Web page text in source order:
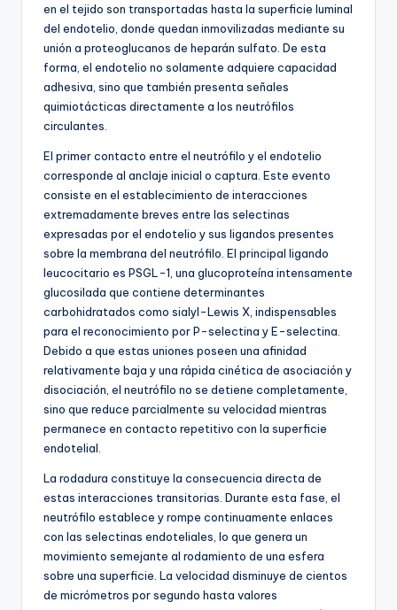
en el tejido son transportadas hasta la superficie luminal
del endotelio, donde quedan inmovilizadas mediante su
unión a proteoglucanos de heparán sulfato. De esta
forma, el endotelio no solamente adquiere capacidad
adhesiva, sino que también presenta señales
quimiotácticas directamente a los neutrófilos
circulantes.
El primer contacto entre el neutrófilo y el endotelio
corresponde al anclaje inicial o captura. Este evento
consiste en el establecimiento de interacciones
extremadamente breves entre las selectinas
expresadas por el endotelio y sus ligandos presentes
sobre la membrana del neutrófilo. El principal ligando
leucocitario es PSGL-1, una glucoproteína intensamente
glucosilada que contiene determinantes
carbohidratados como sialyl-Lewis X, indispensables
para el reconocimiento por P-selectina y E-selectina.
Debido a que estas uniones poseen una afinidad
relativamente baja y una rápida cinética de asociación y
disociación, el neutrófilo no se detiene completamente,
sino que reduce parcialmente su velocidad mientras
permanece en contacto repetitivo con la superficie
endotelial.
La rodadura constituye la consecuencia directa de
estas interacciones transitorias. Durante esta fase, el
neutrófilo establece y rompe continuamente enlaces
con las selectinas endoteliales, lo que genera un
movimiento semejante al rodamiento de una esfera
sobre una superficie. La velocidad disminuye de cientos
de micrómetros por segundo hasta valores